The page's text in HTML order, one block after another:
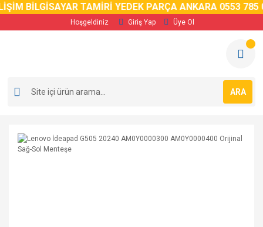
BİLGİSAYAR TAMİRİ YEDEK PARÇA ANKARA 0553 785 02
Hoşgeldiniz Giriş Yap Üye Ol
ARA